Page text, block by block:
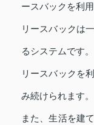
ースバックを利
リースバックは
るシステムです。
リースバックを
み続けられます。
また、生活を建